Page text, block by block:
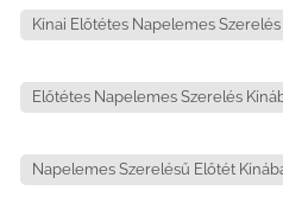
Kínai Előtétes Napelemes Szerelés
Előtétes Napelemes Szerelés
Napelemes Szerelésű Előtét